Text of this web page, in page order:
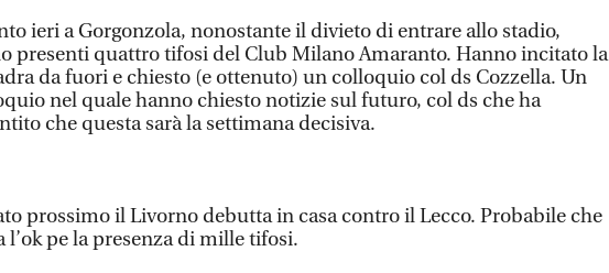
ieri a Gorgonzola, nonostante il divieto di entrare allo stadio,
presenti quattro tifosi del Club Milano Amaranto. Hanno incitato la
da fuori e chiesto (e ottenuto) un colloquio col ds Cozzella. Un
nel quale hanno chiesto notizie sul futuro, col ds che ha
che questa sarà la settimana decisiva.
prossimo il Livorno debutta in casa contro il Lecco. Probabile che
l’ok pe la presenza di mille tifosi.